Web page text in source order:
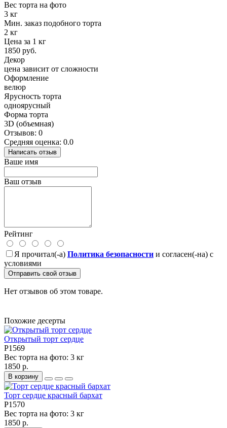
Вес торта на фото
3 кг
Мин. заказ подобного торта
2 кг
Цена за 1 кг
1850 руб.
Декор
цена зависит от сложности
Оформление
велюр
Ярусность торта
одноярусный
Форма торта
3D (объемная)
Отзывов: 0
Средняя оценка: 0.0
Написать отзыв
Ваше имя
Ваш отзыв
Рейтинг
Я прочитал(-а) Политика безопасности и согласен(-на) с
условиями
Отправить свой отзыв
Нет отзывов об этом товаре.
Похожие десерты
Открытый торт сердце
P1569
Вес торта на фото: 3 кг
1850 р.
В корзину
Торт сердце красный бархат
P1570
Вес торта на фото: 3 кг
1850 р.